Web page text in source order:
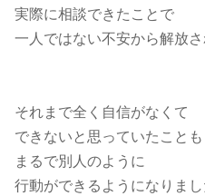
実際に相談できたことで
一人ではない不安から解放
それまで全く自信がなくて
できないと思っていたことも
まるで別人のように
行動ができるようになりまし